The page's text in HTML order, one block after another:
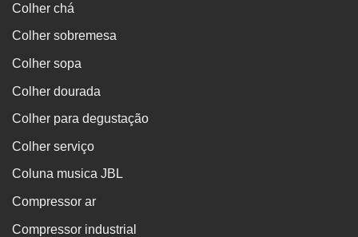
Colher chá
Colher sobremesa
Colher sopa
Colher dourada
Colher para degustação
Colher serviço
Coluna musica JBL
Compressor ar
Compressor industrial